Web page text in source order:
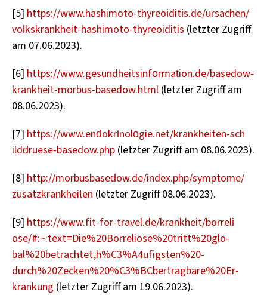
[5] https://​www.​hashimoto-​thy​reoi​diti​s.​de/​ursachen/​
vol​kskr​ankh​eit-​hashimoto-​thyreoiditis (letz­ter Zu­griff
am 07.06.2023).
[6] https://​www.​ges​undh​eits​info​rmat​ion.​de/​basedow-​
krankheit-​morbus-​basedow.​html (letz­ter Zu­griff am
08.06.2023).
[7] https://​www.​end​okri​nolo​gie.​net/​krankheiten-​sch​
ildd​rues​e-​basedow.​php (letz­ter Zu­griff am 08.06.2023).
[8] http://​mor​busb​ased​ow.​de/​index.​php/​symptome/​
zus​atzk​rank​heit​en (letz­ter Zu­griff 08.06.2023).
[9] https://​www.​fit-​for-​travel.​de/​krankheit/​bor​reli​
ose/#:~:text=Die%20Bor­re­lio­se%20­tritt%20­glo­
bal%20­be­trach­tet,h%C3%A4u­figs­ten%20­
durch%20Z­e­cken%20%C3%BCber­trag­ba­re%20Er­
kran­kung (letz­ter Zu­griff am 19.06.2023).